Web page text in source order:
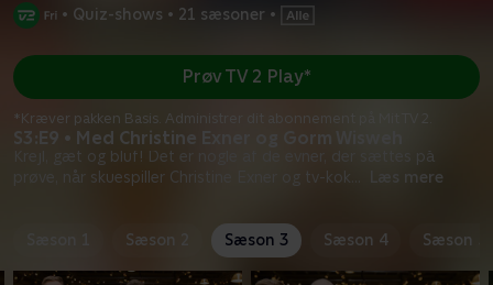
• Quiz-shows • 21 sæsoner •
S3:E9 • Med Christine Exner og Gorm Wisweh
Krejl, gæt og bluf! Det er nogle af de evner, der sættes på
prøve, når skuespiller Christine Exner og tv-kok
Læs mere
Prøv TV 2 Play*
*Kræver pakken Basis. Administrer dit abonnement på Mit TV 2.
Sæson 2 Sæson 3 Sæson 4 Sæson 5